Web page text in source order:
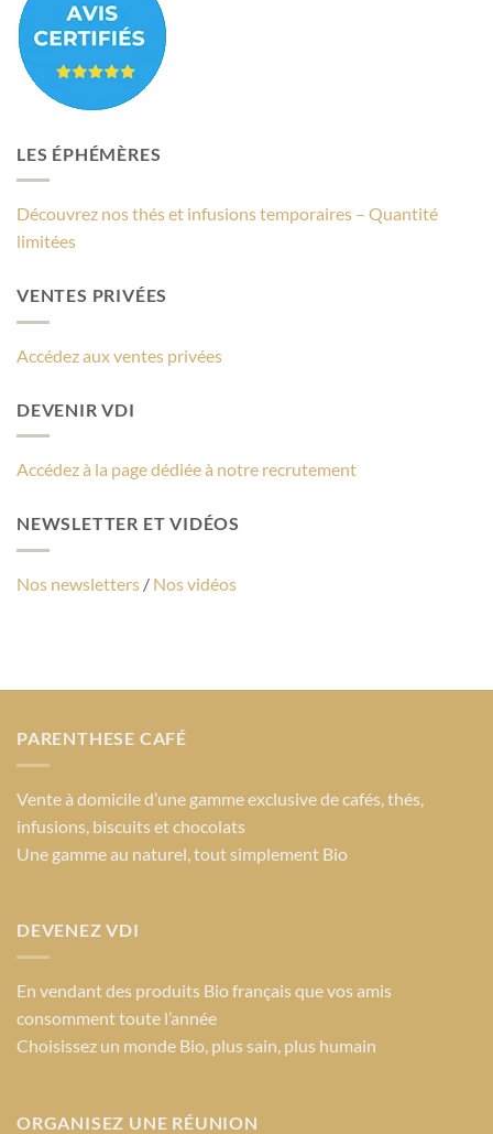
LES ÉPHÉMÈRES
Découvrez nos thés et infusions temporaires – Quantité
limitées
VENTES PRIVÉES
Accédez aux ventes privées
DEVENIR VDI
Accédez à la page dédiée à notre recrutement
NEWSLETTER ET VIDÉOS
Nos newsletters / Nos vidéos
PARENTHESE CAFÉ
Vente à domicile d’une gamme exclusive de cafés, thés,
infusions, biscuits et chocolats
Une gamme au naturel, tout simplement Bio
DEVENEZ VDI
En vendant des produits Bio français que vos amis
consomment toute l’année
Choisissez un monde Bio, plus sain, plus humain
ORGANISEZ UNE RÉUNION